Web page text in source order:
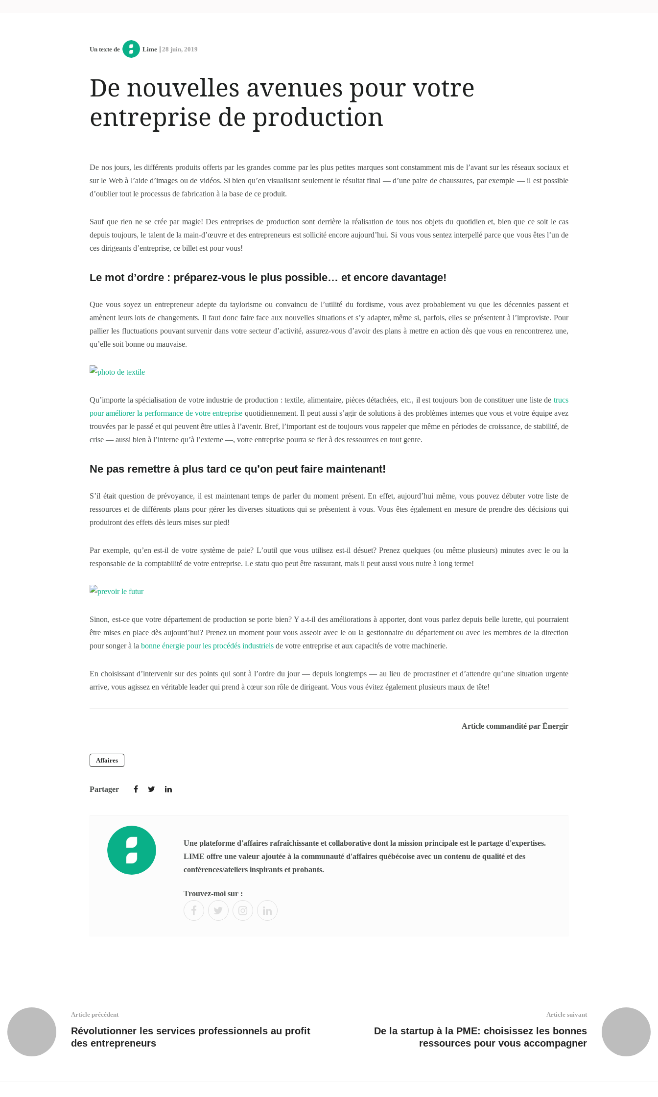
Un texte de Lime 28 juin, 2019
De nouvelles avenues pour votre
entreprise de production
De nos jours, les différents produits offerts par les grandes comme par les plus petites marques sont constamment mis de l’avant sur les réseaux sociaux et
sur le Web à l’aide d’images ou de vidéos. Si bien qu’en visualisant seulement le résultat final — d’une paire de chaussures, par exemple — il est possible
d’oublier tout le processus de fabrication à la base de ce produit.
Sauf que rien ne se crée par magie! Des entreprises de production sont derrière la réalisation de tous nos objets du quotidien et, bien que ce soit le cas
depuis toujours, le talent de la main-d’œuvre et des entrepreneurs est sollicité encore aujourd’hui. Si vous vous sentez interpellé parce que vous êtes l’un de
ces dirigeants d’entreprise, ce billet est pour vous!
Le mot d’ordre : préparez-vous le plus possible… et encore davantage!
Que vous soyez un entrepreneur adepte du taylorisme ou convaincu de l’utilité du fordisme, vous avez probablement vu que les décennies passent et
amènent leurs lots de changements. Il faut donc faire face aux nouvelles situations et s’y adapter, même si, parfois, elles se présentent à l’improviste. Pour
pallier les fluctuations pouvant survenir dans votre secteur d’activité, assurez-vous d’avoir des plans à mettre en action dès que vous en rencontrerez une,
qu’elle soit bonne ou mauvaise.
Qu’importe la spécialisation de votre industrie de production : textile, alimentaire, pièces détachées, etc., il est toujours bon de constituer une liste de trucs
pour améliorer la performance de votre entreprise quotidiennement. Il peut aussi s’agir de solutions à des problèmes internes que vous et votre équipe avez
trouvées par le passé et qui peuvent être utiles à l’avenir. Bref, l’important est de toujours vous rappeler que même en périodes de croissance, de stabilité, de
crise — aussi bien à l’interne qu’à l’externe —, votre entreprise pourra se fier à des ressources en tout genre.
Ne pas remettre à plus tard ce qu’on peut faire maintenant!
S’il était question de prévoyance, il est maintenant temps de parler du moment présent. En effet, aujourd’hui même, vous pouvez débuter votre liste de
ressources et de différents plans pour gérer les diverses situations qui se présentent à vous. Vous êtes également en mesure de prendre des décisions qui
produiront des effets dès leurs mises sur pied!
Par exemple, qu’en est-il de votre système de paie? L’outil que vous utilisez est-il désuet? Prenez quelques (ou même plusieurs) minutes avec le ou la
responsable de la comptabilité de votre entreprise. Le statu quo peut être rassurant, mais il peut aussi vous nuire à long terme!
Sinon, est-ce que votre département de production se porte bien? Y a-t-il des améliorations à apporter, dont vous parlez depuis belle lurette, qui pourraient
être mises en place dès aujourd’hui? Prenez un moment pour vous asseoir avec le ou la gestionnaire du département ou avec les membres de la direction
pour songer à la bonne énergie pour les procédés industriels de votre entreprise et aux capacités de votre machinerie.
En choisissant d’intervenir sur des points qui sont à l’ordre du jour — depuis longtemps — au lieu de procrastiner et d’attendre qu’une situation urgente
arrive, vous agissez en véritable leader qui prend à cœur son rôle de dirigeant. Vous vous évitez également plusieurs maux de tête!
Article commandité par Énergir
Affaires
Partager
Une plateforme d'affaires rafraîchissante et collaborative dont la mission principale est le partage d'expertises.
LIME offre une valeur ajoutée à la communauté d'affaires québécoise avec un contenu de qualité et des
conférences/ateliers inspirants et probants.
Trouvez-moi sur :
Article précédent
Révolutionner les services professionnels au profit
des entrepreneurs
Article suivant
De la startup à la PME: choisissez les bonnes
ressources pour vous accompagner